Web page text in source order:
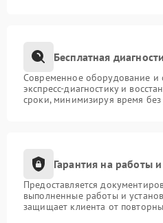
Бесплатная
Современное оборудование и
экспресс-диагностику и
сроки, минимизируя время без
Гарантия на работы и
Предоставляется
выполненные работы и
защищает клиента от